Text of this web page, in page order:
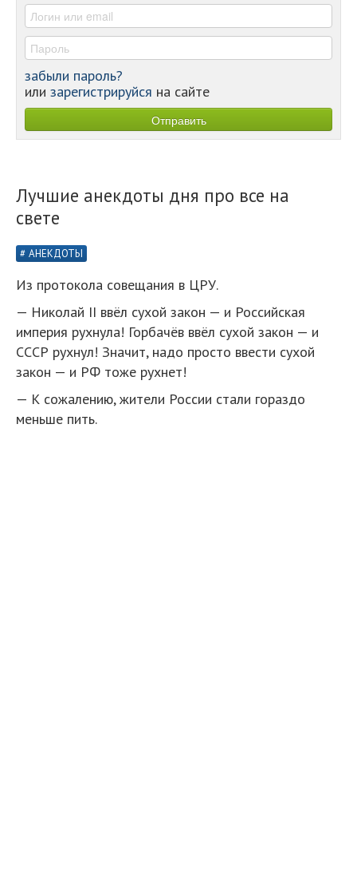
-
забыли пароль?
или зарегистрируйся на сайте
Лучшие анекдоты дня про все на
свете
АНЕКДОТЫ
Из протокола совещания в ЦРУ.
— Николай II ввёл сухой закон — и Российская
империя рухнула! Горбачёв ввёл сухой закон — и
СССР рухнул! Значит, надо просто ввести сухой
закон — и РФ тоже рухнет!
— К сожалению, жители России стали гораздо
меньше пить.